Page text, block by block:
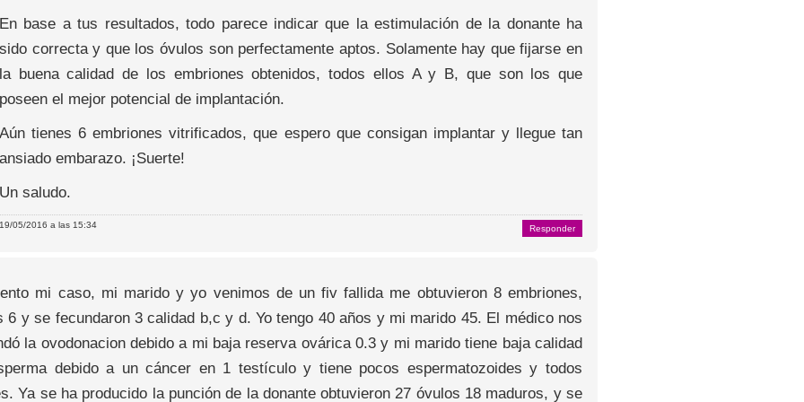
En base a tus resultados, todo parece indicar que la estimulación de la donante ha
sido correcta y que los óvulos son perfectamente aptos. Solamente hay que fijarse en
la buena calidad de los embriones obtenidos, todos ellos A y B, que son los que
poseen el mejor potencial de implantación.
Aún tienes 6 embriones vitrificados, que espero que consigan implantar y llegue tan
ansiado embarazo. ¡Suerte!
Un saludo.
19/05/2016 a las 15:34 Responder
mi caso, mi marido y yo venimos de un fiv fallida me obtuvieron 8 embriones,
6 y se fecundaron 3 calidad b,c y d. Yo tengo 40 años y mi marido 45. El médico nos
la ovodonacion debido a mi baja reserva ovárica 0.3 y mi marido tiene baja calidad
debido a un cáncer en 1 testículo y tiene pocos espermatozoides y todos
Ya se ha producido la punción de la donante obtuvieron 27 óvulos 18 maduros, y se